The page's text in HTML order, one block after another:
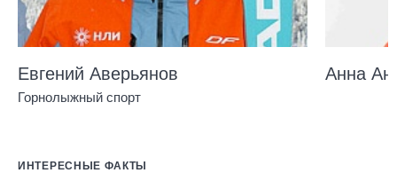
Евгений Аверьянов
Горнолыжный спорт
Анна
ИНТЕРЕСНЫЕ ФАКТЫ